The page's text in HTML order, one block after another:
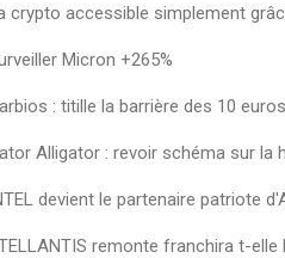
crypto accessible simplement
Micron +265%
: titille la barrière des 10 euros
Alligator : revoir schéma sur la
devient le partenaire patriote
remonte franchira t-elle